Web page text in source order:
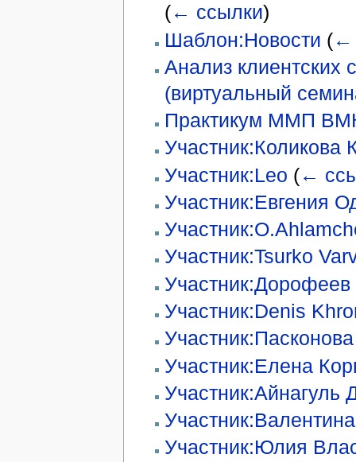
(← ссылки)
Шаблон:Новости (←
Анализ клиентских
(виртуальный
Практикум ММП
Участник:Коликова
Участник:Leo (←
Участник:Евгения
Участник:Tsurko
Участник:Denis
Участник:Елена
Участник:Айнагуль
Участник:Юлия